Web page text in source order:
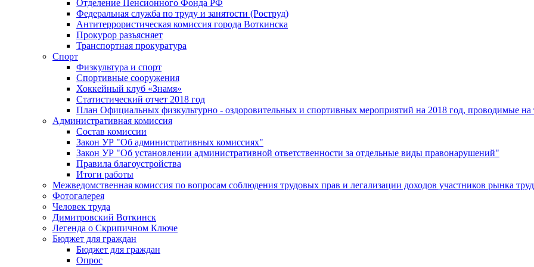
Отделение Пенсионного Фонда РФ
Федеральная служба по труду и занятости (Роструд)
Антитеррористическая комиссия города Воткинска
Прокурор разъясняет
Транспортная прокуратура
Спорт
Физкультура и спорт
Спортивные сооружения
Хоккейный клуб «Знамя»
Статистический отчет 2018 год
План Официальных физкультурно - оздоровительных и спортивных мероприятий на 2018 год, проводимые
Административная комиссия
Состав комиссии
Закон УР "Об административных комиссиях"
Закон УР "Об установлении административной ответственности за отдельные виды правонарушений"
Правила благоустройства
Итоги работы
Межведомственная комиссия по вопросам соблюдения трудовых прав и легализации доходов участников рынка
Фотогалерея
Человек труда
Димитровский Воткинск
Легенда о Скрипичном Ключе
Бюджет для граждан
Бюджет для граждан
Опрос